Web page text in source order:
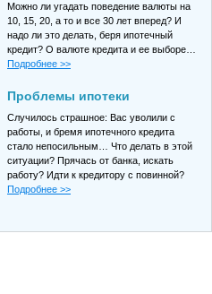
Можно ли угадать поведение валюты на
10, 15, 20, а то и все 30 лет вперед? И
надо ли это делать, беря ипотечный
кредит? О валюте кредита и ее выборе…
Подробнее >>
Проблемы ипотеки
Случилось страшное: Вас уволили с
работы, и бремя ипотечного кредита
стало непосильным… Что делать в этой
ситуации? Прячась от банка, искать
работу? Идти к кредитору с повинной?
Подробнее >>